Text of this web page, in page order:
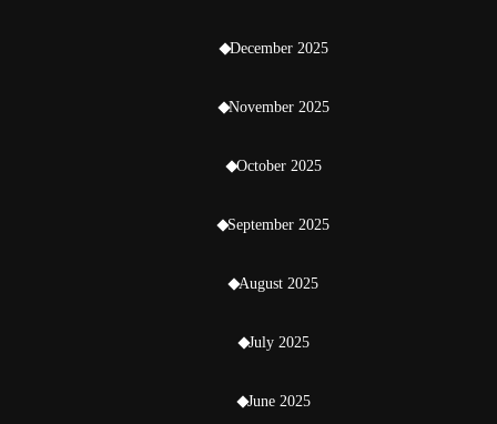
December 2025
November 2025
October 2025
September 2025
August 2025
July 2025
June 2025